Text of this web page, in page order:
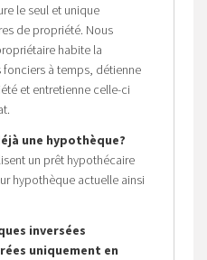
le seul et unique
de propriété. Nous
habite la
à temps, détienne
et entretienne celle-ci
une hypothèque?
un prêt hypothécaire
hypothèque actuelle ainsi
inversées
uniquement en